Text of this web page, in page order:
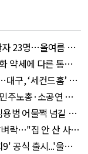
자 23명…올여름 최
약세에 다른 통화
구, ‘세컨드홈’ 특
주노총·소공연 이
범 어물쩍 넘길 수
락…"집 안 산 사람
공식 출시...'울트